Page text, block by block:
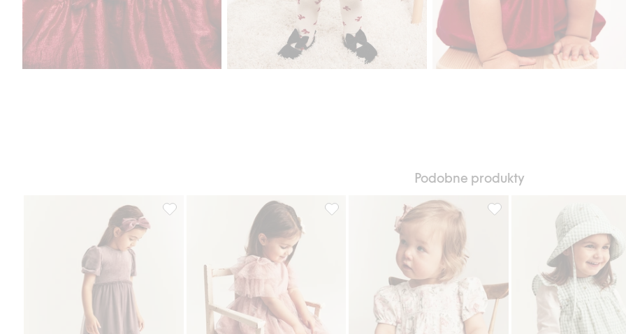
Podobne produkty
Welurowa sukienka z siateczkową spódnicą, Dodaj do listy ulubione
Sukienka z siateczki, z falbanami, Dodaj do listy ulubione
Sukienka z krótkimi